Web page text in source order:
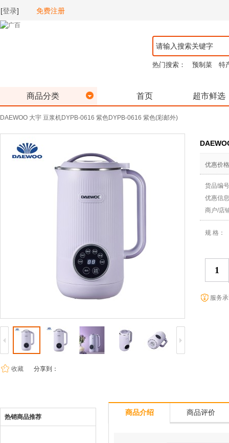
[登录] 免费注册
热门搜索： 预制菜 特
商品分类 首页 超市鲜选
DAEWOO 大宇 豆浆机DYPB-0616 紫色DYPB-0616 紫色(彩邮外)
收藏 分享到：
优惠价
货品编
优惠信
商户/店
规 格：
服务
热销商品推荐
商品介绍 商品评价